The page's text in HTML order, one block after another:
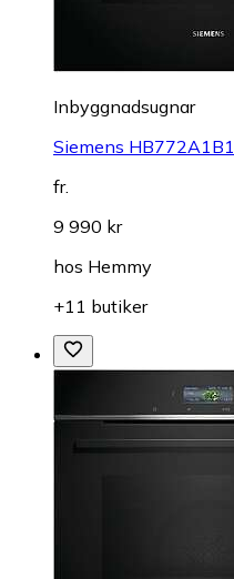
Inbyggnadsugnar
Siemens HB772A1B1
fr.
9 990 kr
hos Hemmy
+11 butiker